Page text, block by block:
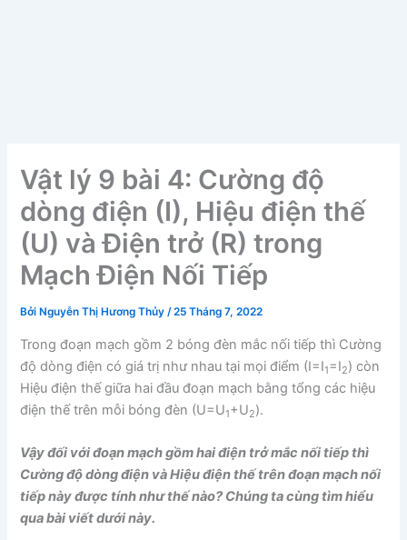
Vật lý 9 bài 4: Cường độ
dòng điện (I), Hiệu điện thế
(U) và Điện trở (R) trong
Mạch Điện Nối Tiếp
Bởi Nguyễn Thị Hương Thủy/25 Tháng 7, 2022
Trong đoạn mạch gồm 2 bóng đèn mắc nối tiếp thì Cường
độ dòng điện có giá trị như nhau tại mọi điểm (I=I1=I2) còn
Hiệu điện thế giữa hai đầu đoạn mạch bằng tổng các hiệu
điện thế trên mỗi bóng đèn (U=U1+U2).
Vậy đối với đoạn mạch gồm hai điện trở mắc nối tiếp thì
Cường độ dòng điện và Hiệu điện thế trên đoạn mạch nối
tiếp này được tính như thế nào? Chúng ta cùng tìm hiểu
qua bài viết dưới này.